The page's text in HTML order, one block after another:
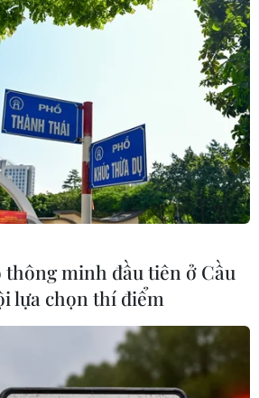
thông minh đầu tiên ở Cầu
lựa chọn thí điểm